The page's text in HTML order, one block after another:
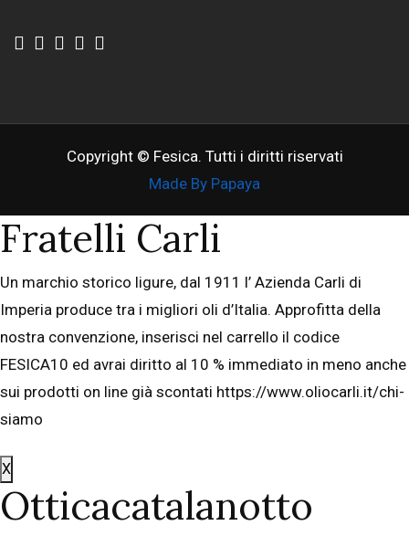
Copyright © Fesica. Tutti i diritti riservati
Made By Papaya
Fratelli Carli
Un marchio storico ligure, dal 1911 l’ Azienda Carli di
Imperia produce tra i migliori oli d’Italia. Approfitta della
nostra convenzione, inserisci nel carrello il codice
FESICA10 ed avrai diritto al 10 % immediato in meno anche
sui prodotti on line già scontati https://www.oliocarli.it/chi-
siamo
X
Otticacatalanotto